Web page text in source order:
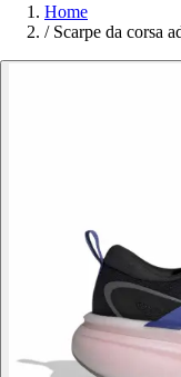
Home
/ Scarpe da corsa